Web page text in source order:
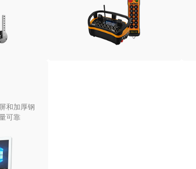
和加厚钢
可靠